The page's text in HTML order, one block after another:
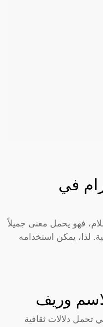
في
فهو يحمل معنى جميلاً
لذا، يمكن استخدامه
لاسم وريف
تحمل دلالات ثقافية